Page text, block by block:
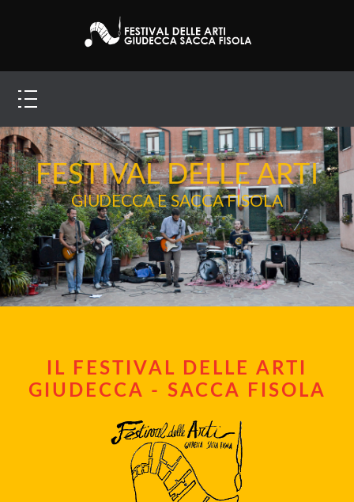
FESTIVAL DELLE ARTI
GIUDECCA E SACCA FISOLA
IL FESTIVAL DELLE ARTI
GIUDECCA - SACCA FISOLA